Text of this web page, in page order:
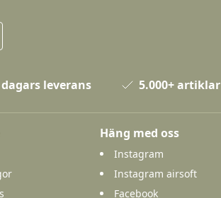
dagars leverans 5.000+ artiklar
Häng med oss
Instagram
Instagram airsoft
Facebook